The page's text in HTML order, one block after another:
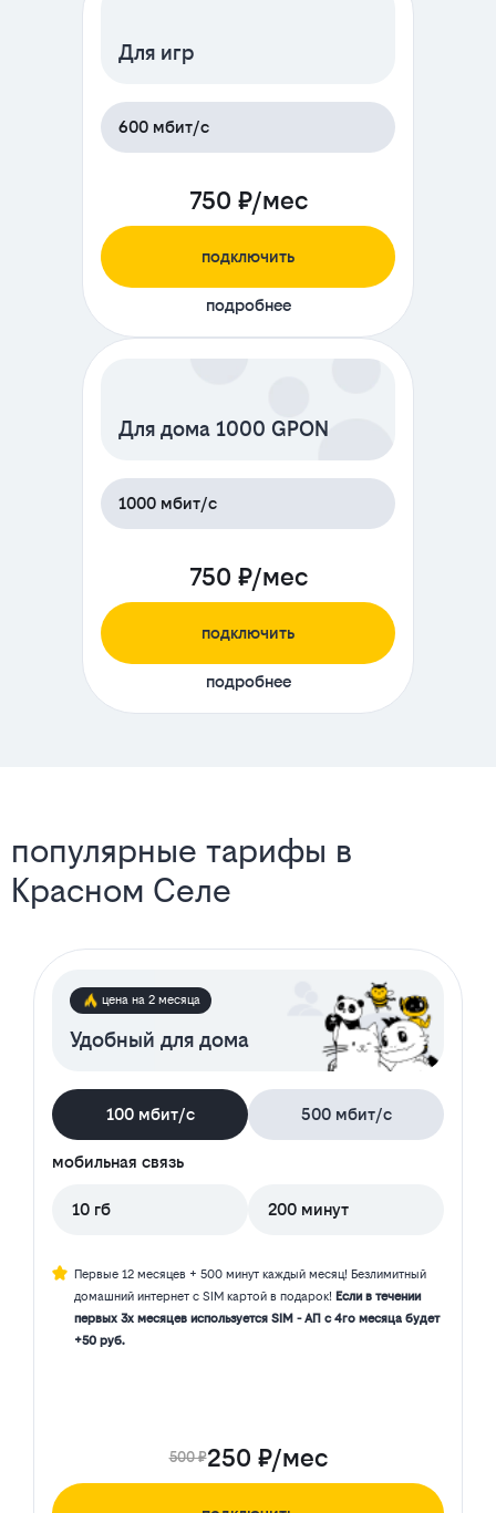
Для игр
600 мбит/с
750 ₽/мес
подключить
подробнее
Для дома 1000 GPON
1000 мбит/с
750 ₽/мес
подключить
подробнее
популярные тарифы в
Красном Селе
цена на 2 месяца
Удобный для дома
100 мбит/с 500 мбит/с
мобильная связь
10 гб 200 минут
Первые 12 месяцев + 500 минут каждый месяц! Безлимитный
домашний интернет с SIM картой в подарок! Если в течении
первых 3х месяцев используется SIM - АП с 4го месяца будет
+50 руб.
500 ₽250 ₽/мес